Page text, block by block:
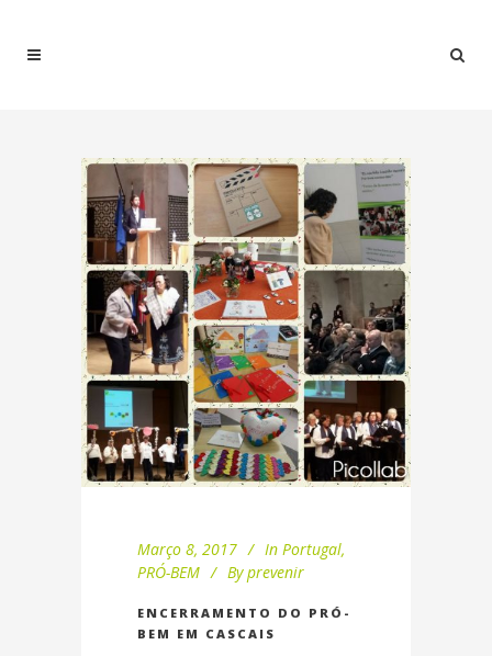
Março 8, 2017 In Portugal,
PRÓ-BEM
By prevenir
ENCERRAMENTO DO PRÓ-
BEM EM CASCAIS